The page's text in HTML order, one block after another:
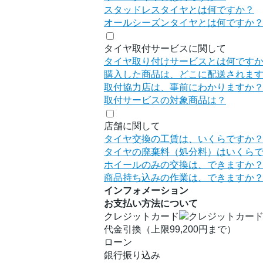
スタッドレスタイヤとは何ですか？
オールシーズンタイヤとは何ですか？
タイヤ取付サービスに関して
タイヤ取り付けサービスとは何です
購入した商品は、どこに配送されま
取付協力店は、事前にわかりますか？
取付サービスの対象商品は？
店舗に関して
タイヤ交換の工賃は、いくらですか？
タイヤの廃棄料（処分料）はいくら
ホイールのみの交換は、できますか？
商品持ち込みの作業は、できますか？
インフォメーション
お支払い方法について
クレジットカード
代金引換（上限99,200円まで）
ローン
銀行振り込み